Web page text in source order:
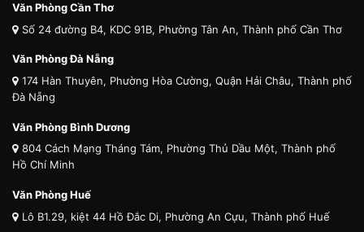
Văn Phòng Cần Thơ
Số 24 đường B4, KDC 91B, Phường Tân An, Thành phố Cần Thơ
Văn Phòng Đà Nẵng
174 Hàn Thuyên, Phường Hòa Cường, Quận Hải Châu, Thành phố
Đà Nẵng
Văn Phòng Bình Dương
804 Cách Mạng Tháng Tám, Phường Thủ Dầu Một, Thành phố
Hồ Chí Minh
Văn Phòng Huế
Lô B1.29, kiệt 44 Hồ Đắc Di, Phường An Cựu, Thành phố Huế